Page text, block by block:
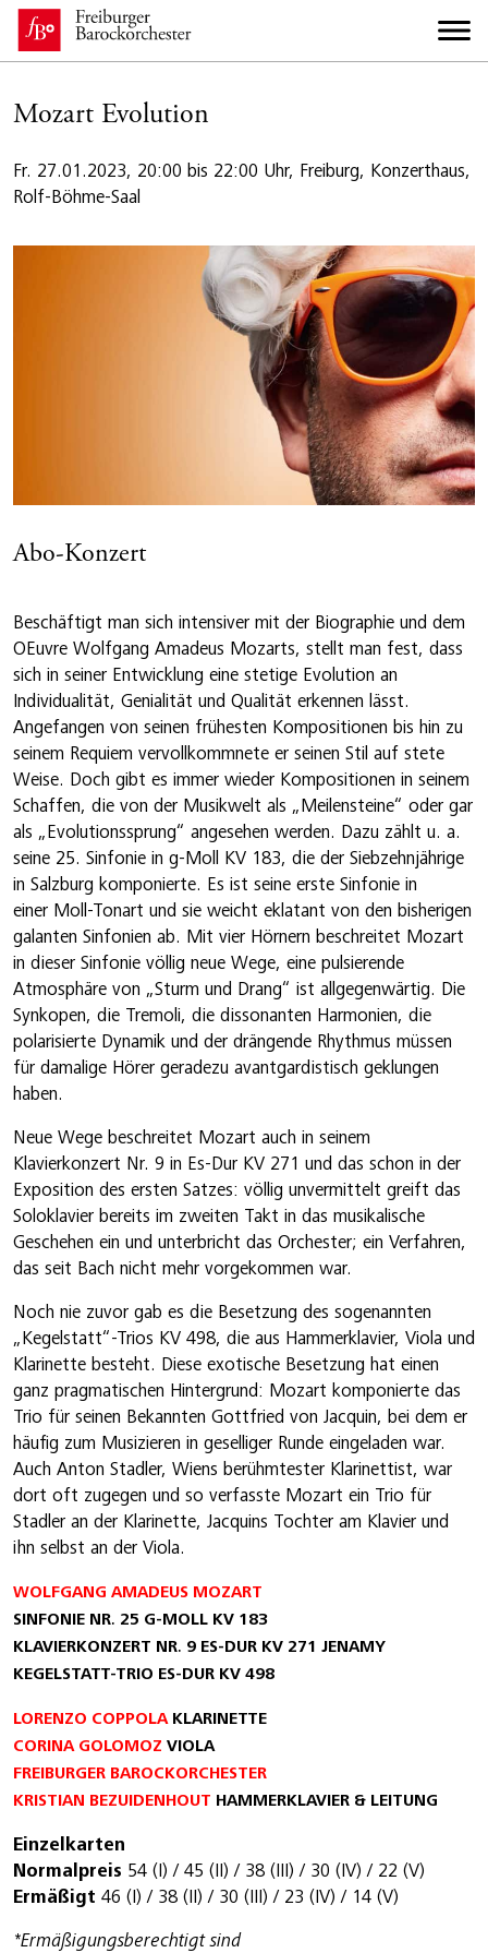
Mozart Evolution
Fr. 27.01.2023, 20:00 bis 22:00 Uhr, Freiburg, Konzerthaus,
Rolf-Böhme-Saal
Abo-Konzert
Beschäftigt man sich intensiver mit der Biographie und dem
OEuvre Wolfgang Amadeus Mozarts, stellt man fest, dass
sich in seiner Entwicklung eine stetige Evolution an
Individualität, Genialität und Qualität erkennen lässt.
Angefangen von seinen frühesten Kompositionen bis hin zu
seinem Requiem vervollkommnete er seinen Stil auf stete
Weise. Doch gibt es immer wieder Kompositionen in seinem
Schaffen, die von der Musikwelt als „Meilensteine“ oder gar
als „Evolutionssprung“ angesehen werden. Dazu zählt u. a.
seine 25. Sinfonie in g-Moll KV 183, die der Siebzehnjährige
in Salzburg komponierte. Es ist seine erste Sinfonie in
einer Moll-Tonart und sie weicht eklatant von den bisherigen
galanten Sinfonien ab. Mit vier Hörnern beschreitet Mozart
in dieser Sinfonie völlig neue Wege, eine pulsierende
Atmosphäre von „Sturm und Drang“ ist allgegenwärtig. Die
Synkopen, die Tremoli, die dissonanten Harmonien, die
polarisierte Dynamik und der drängende Rhythmus müssen
für damalige Hörer geradezu avantgardistisch geklungen
haben.
Neue Wege beschreitet Mozart auch in seinem
Klavierkonzert Nr. 9 in Es-Dur KV 271 und das schon in der
Exposition des ersten Satzes: völlig unvermittelt greift das
Soloklavier bereits im zweiten Takt in das musikalische
Geschehen ein und unterbricht das Orchester; ein Verfahren,
das seit Bach nicht mehr vorgekommen war.
Noch nie zuvor gab es die Besetzung des sogenannten
„Kegelstatt“-Trios KV 498, die aus Hammerklavier, Viola und
Klarinette besteht. Diese exotische Besetzung hat einen
ganz pragmatischen Hintergrund: Mozart komponierte das
Trio für seinen Bekannten Gottfried von Jacquin, bei dem er
häufig zum Musizieren in geselliger Runde eingeladen war.
Auch Anton Stadler, Wiens berühmtester Klarinettist, war
dort oft zugegen und so verfasste Mozart ein Trio für
Stadler an der Klarinette, Jacquins Tochter am Klavier und
ihn selbst an der Viola.
WOLFGANG AMADEUS MOZART
SINFONIE NR. 25 G-MOLL KV 183
KLAVIERKONZERT NR. 9 ES-DUR KV 271 JENAMY
KEGELSTATT-TRIO ES-DUR KV 498
LORENZO COPPOLAKLARINETTE
CORINA GOLOMOZ VIOLA
FREIBURGER BAROCKORCHESTER
KRISTIAN BEZUIDENHOUT HAMMERKLAVIER & LEITUNG
Einzelkarten
Normalpreis 54 (I) / 45 (II) / 38 (III) / 30 (IV) / 22 (V)
Ermäßigt 46 (I) / 38 (II) / 30 (III) / 23 (IV) / 14 (V)
*Ermäßigungsberechtigt sind